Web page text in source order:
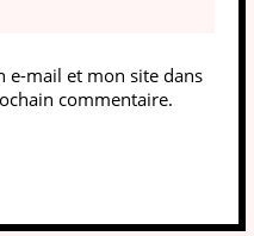
e-mail et mon site dans
commentaire.